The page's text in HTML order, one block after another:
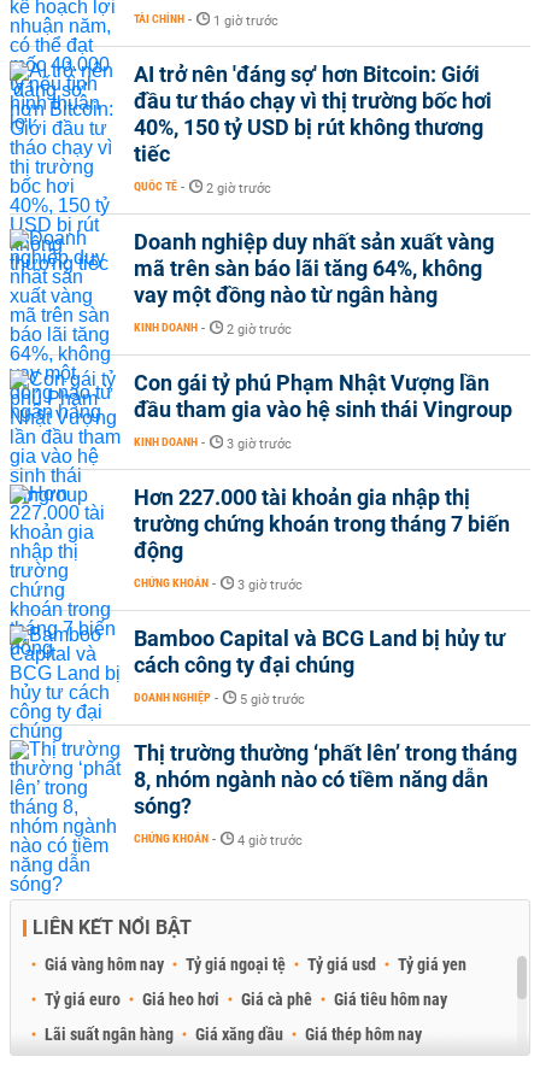
TÀI CHÍNH - 1 giờ trước
AI trở nên 'đáng sợ' hơn Bitcoin: Giới
đầu tư tháo chạy vì thị trường bốc hơi
40%, 150 tỷ USD bị rút không thương
tiếc
QUỐC TẾ - 2 giờ trước
Doanh nghiệp duy nhất sản xuất vàng
mã trên sàn báo lãi tăng 64%, không
vay một đồng nào từ ngân hàng
KINH DOANH - 2 giờ trước
Con gái tỷ phú Phạm Nhật Vượng lần
đầu tham gia vào hệ sinh thái Vingroup
KINH DOANH - 3 giờ trước
Hơn 227.000 tài khoản gia nhập thị
trường chứng khoán trong tháng 7 biến
động
CHỨNG KHOÁN - 3 giờ trước
Bamboo Capital và BCG Land bị hủy tư
cách công ty đại chúng
DOANH NGHIỆP - 5 giờ trước
Thị trường thường ‘phất lên’ trong tháng
8, nhóm ngành nào có tiềm năng dẫn
sóng?
CHỨNG KHOÁN - 4 giờ trước
LIÊN KẾT NỔI BẬT
Giá vàng hôm nay Tỷ giá ngoại tệ Tỷ giá usd
Tỷ giá yen
Tỷ giá euro
Giá heo hơi Giá cà phê
Giá tiêu hôm nay
Lãi suất ngân hàng
Giá xăng dầu
Giá thép hôm nay